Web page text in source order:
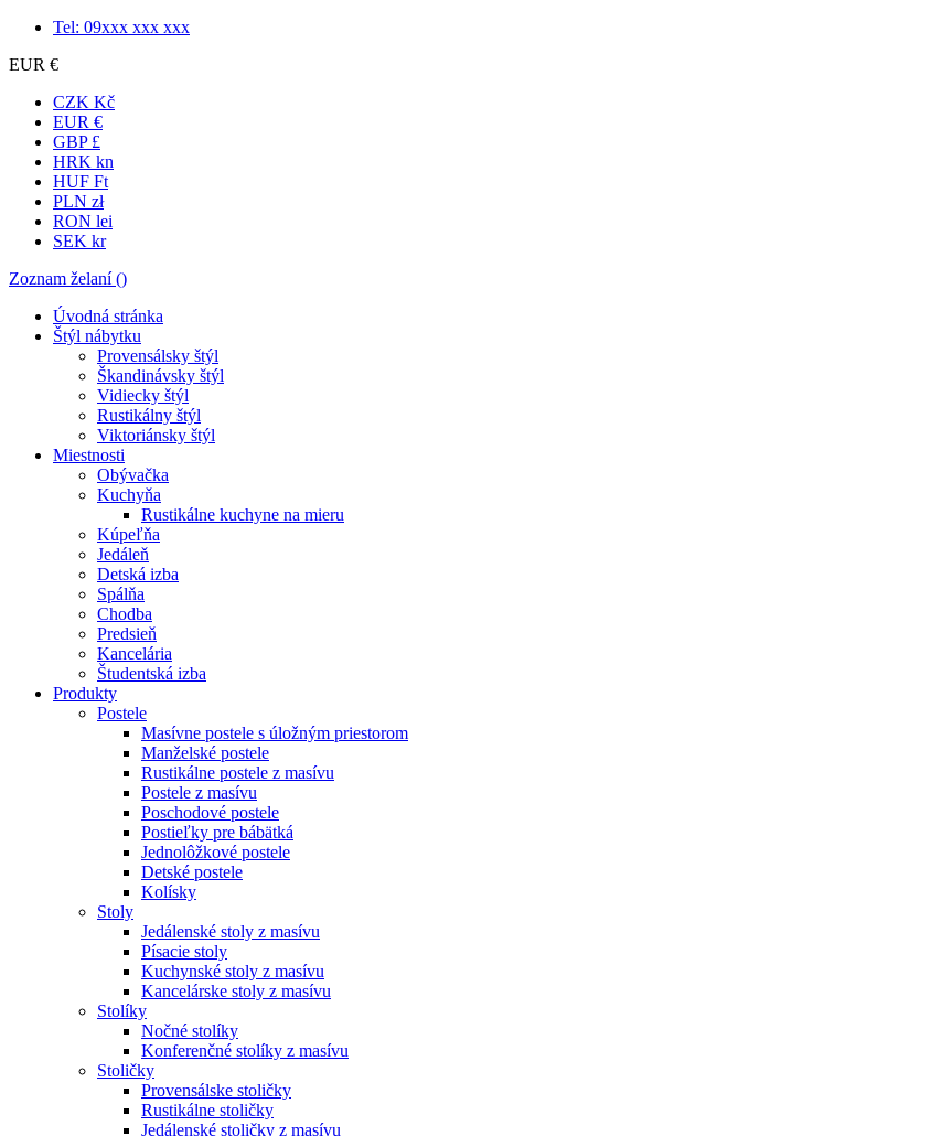
Tel: 09xxx xxx xxx
EUR €
CZK Kč
EUR €
GBP £
HRK kn
HUF Ft
PLN zł
RON lei
SEK kr
Zoznam želaní ()
Úvodná stránka
Štýl nábytku
Provensálsky štýl
Škandinávsky štýl
Vidiecky štýl
Rustikálny štýl
Viktoriánsky štýl
Miestnosti
Obývačka
Kuchyňa
Rustikálne kuchyne na mieru
Kúpeľňa
Jedáleň
Detská izba
Spálňa
Chodba
Predsieň
Kancelária
Študentská izba
Produkty
Postele
Masívne postele s úložným priestorom
Manželské postele
Rustikálne postele z masívu
Postele z masívu
Poschodové postele
Postieľky pre bábätká
Jednolôžkové postele
Detské postele
Kolísky
Stoly
Jedálenské stoly z masívu
Písacie stoly
Kuchynské stoly z masívu
Kancelárske stoly z masívu
Stolíky
Nočné stolíky
Konferenčné stolíky z masívu
Stoličky
Provensálske stoličky
Rustikálne stoličky
Jedálenské stoličky z masívu